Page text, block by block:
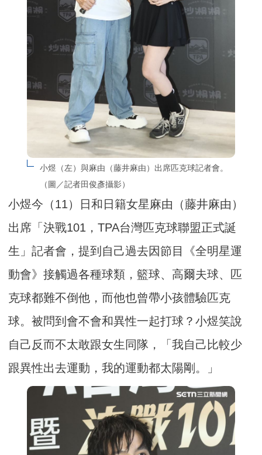
小煜（左）與麻由（藤井麻由）出席匹克球記者會。
（圖／記者田俊彥攝影）
小煜今（11）日和日籍女星麻由（藤井麻由）
出席「決戰101，TPA台灣匹克球聯盟正式誕
生」記者會，提到自己過去因節目《全明星運
動會》接觸過各種球類，籃球、高爾夫球、匹
克球都難不倒他，而他也曾帶小孩體驗匹克
球。被問到會不會和異性一起打球？小煜笑說
自己反而不太敢跟女生同隊，「我自己比較少
跟異性出去運動，我的運動都太陽剛。」